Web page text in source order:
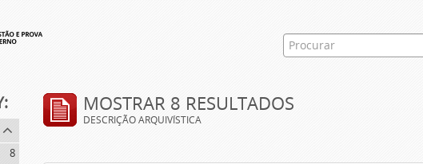
8
MOSTRAR 8 RESULTADOS
DESCRIÇÃO ARQUIVÍSTICA